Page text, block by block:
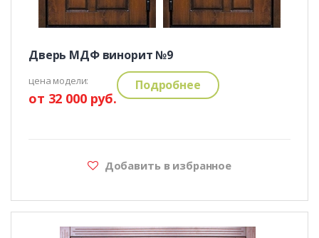
Дверь МДФ винорит №9
цена модели:
от 32 000 руб.
Подробнее
Добавить в избранное